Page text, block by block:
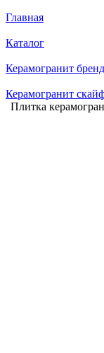
Главная
Каталог
Керамогранит
Керамогранит
Плитка